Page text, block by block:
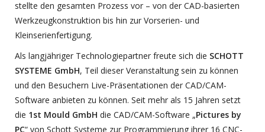
stellte den gesamten Prozess vor – von der CAD-basierten
Werkzeugkonstruktion bis hin zur Vorserien- und
Kleinserienfertigung.
Als langjähriger Technologiepartner freute sich die SCHOTT
SYSTEME GmbH, Teil dieser Veranstaltung sein zu können
und den Besuchern Live-Präsentationen der CAD/CAM-
Software anbieten zu können. Seit mehr als 15 Jahren setzt
die 1st Mould GmbH die CAD/CAM-Software „Pictures by
PC“ von Schott Systeme zur Programmierung ihrer 16 CNC-